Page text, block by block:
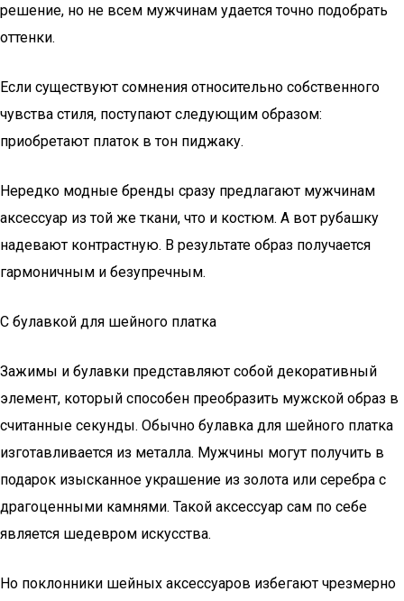
решение, но не всем мужчинам удается точно подобрать
оттенки.
Если существуют сомнения относительно собственного
чувства стиля, поступают следующим образом:
приобретают платок в тон пиджаку.
Нередко модные бренды сразу предлагают мужчинам
аксессуар из той же ткани, что и костюм. А вот рубашку
надевают контрастную. В результате образ получается
гармоничным и безупречным.
С булавкой для шейного платка
Зажимы и булавки представляют собой декоративный
элемент, который способен преобразить мужской образ в
считанные секунды. Обычно булавка для шейного платка
изготавливается из металла. Мужчины могут получить в
подарок изысканное украшение из золота или серебра с
драгоценными камнями. Такой аксессуар сам по себе
является шедевром искусства.
Но поклонники шейных аксессуаров избегают чрезмерно